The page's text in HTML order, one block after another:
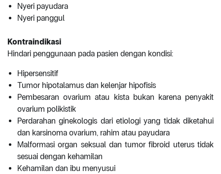
Nyeri payudara
Nyeri panggul
Kontraindikasi
Hindari penggunaan pada pasien dengan kondisi:
Hipersensitif
Tumor hipotalamus dan kelenjar hipofisis
Pembesaran ovarium atau kista bukan karena penyakit
ovarium polikistik
Perdarahan ginekologis dari etiologi yang tidak diketahui
dan karsinoma ovarium, rahim atau payudara
Malformasi organ seksual dan tumor fibroid uterus tidak
sesuai dengan kehamilan
Kehamilan dan ibu menyusui